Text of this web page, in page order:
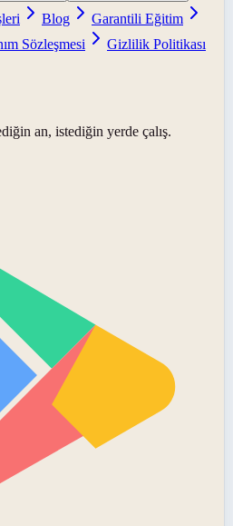
Blog
Garantili Eğitim
Sözleşmesi
Gizlilik Politikası
an, istediğin yerde çalış.